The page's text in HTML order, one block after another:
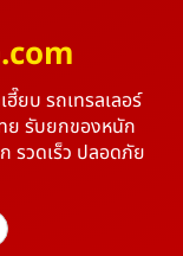
ฮี๊ยบ รถเทรลเลอร์
ย รับยกของหนัก
รวดเร็ว ปลอดภัย